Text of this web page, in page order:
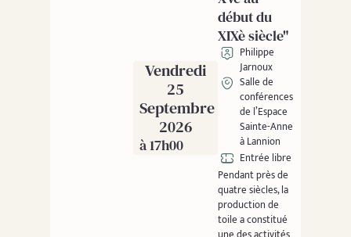
Vendredi
25
Septembre
2026
à 17h00
début du
XIXè siècle"
Philippe
Jarnoux
Salle de
conférences
de l’Espace
Sainte-Anne
à Lannion
Entrée libre
Pendant près de
quatre siècles, la
production de
toile a constitué